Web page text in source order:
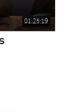
01:25:19